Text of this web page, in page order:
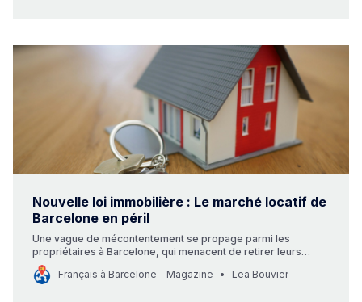
Nouvelle loi immobilière : Le marché locatif de
Barcelone en péril
Une vague de mécontentement se propage parmi les
propriétaires à Barcelone, qui menacent de retirer leurs
appartements du marché locatif suite à l’entrée en vigueur
d’une nouvelle loi défavorable au secteur. Cette manœuvre
Français à Barcelone - Magazine Lea Bouvier